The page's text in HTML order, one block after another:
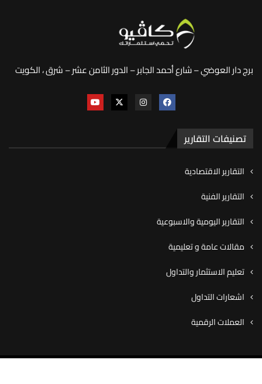
برج دار العوضي – شارع أحمد الجابر – الدور الثامن عشر – شرق ، الكويت
تصنيفات التقارير
التقارير الاقتصادية
التقارير الفنية
التقارير اليومية والاسبوعية
مقالات عامة و تعليمية
تعليم الاستثمار والتداول
اشعارات التداول
العملات الرقمية